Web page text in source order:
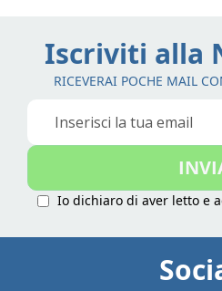
Iscriviti alla
RICEVERAI POCHE MAIL
Iscriviti
nostra
Io dichiaro di aver letto e